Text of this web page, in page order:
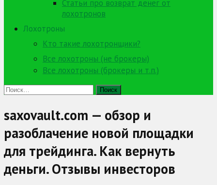
Статьи про возврат денег от
лохотронов
Лохотроны
Кто такие лохотронщики?
Все лохотроны (не брокеры)
Все лохотроны (брокеры и т.п.)
Найти:
saxovault.com — обзор и
разоблачение новой площадки
для трейдинга. Как вернуть
деньги. Отзывы инвесторов